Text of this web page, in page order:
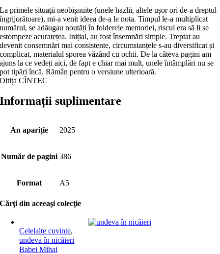
La primele situații ne­obiș­nuite (unele hazlii, altele ușor ori de-a dreptul
îngrijo­ră­toare), mi-a venit ideea de-a le nota. Timpul le-a multiplicat
numărul, se adău­­gau noutăți în folderele memo­riei, riscul era să li se
estom­peze acuratețea. Inițial, au fost însemnări simple. Treptat au
devenit consemnări mai consis­ten­te, circumstanțele s-au diver­si­ficat și
complicat, materialul sporea văzând cu ochii. De la câ­teva pagini am
ajuns la ce vedeți aici, de fapt e chiar mai mult, unele întâmplări nu se
pot tipări încă. Rămân pentru o versiune ulterioară.
Oltița CÎNTEC
Informații suplimentare
An apariție 2025
Număr de pagini 386
Format A5
Cărţi din aceeaşi colecţie
Celelalte cuvinte,
undeva în nicăieri
Babei Mihai